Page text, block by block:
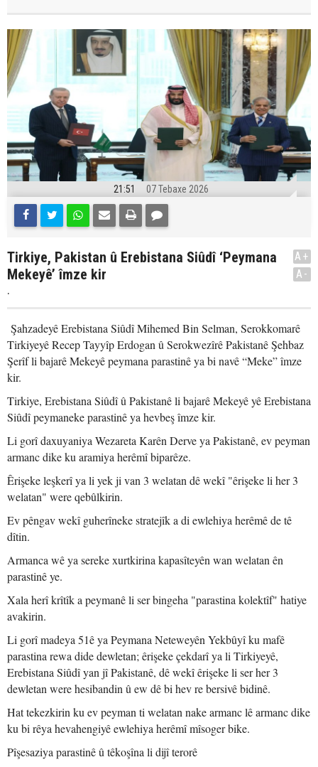
21:51 07 Tebaxe 2026
Tirkiye, Pakistan û Erebistana Siûdî ‘Peymana
Mekeyê’ îmze kir
.
A+
A-
Şahzadeyê Erebistana Siûdî Mihemed Bin Selman, Serokkomarê
Tirkiyeyê Recep Tayyîp Erdogan û Serokwezîrê Pakistanê Şehbaz
Şerîf li bajarê Mekeyê peymana parastinê ya bi navê “Meke” îmze
kir.
Tirkiye, Erebistana Siûdî û Pakistanê li bajarê Mekeyê yê Erebistana
Siûdî peymaneke parastinê ya hevbeş îmze kir.
Li gorî daxuyaniya Wezareta Karên Derve ya Pakistanê, ev peyman
armanc dike ku aramiya herêmî biparêze.
Êrişeke leşkerî ya li yek ji van 3 welatan dê wekî "êrişeke li her 3
welatan" were qebûlkirin.
Ev pêngav wekî guherîneke stratejîk a di ewlehiya herêmê de tê
dîtin.
Armanca wê ya sereke xurtkirina kapasîteyên wan welatan ên
parastinê ye.
Xala herî krîtîk a peymanê li ser bingeha "parastina kolektîf" hatiye
avakirin.
Li gorî madeya 51ê ya Peymana Neteweyên Yekbûyî ku mafê
parastina rewa dide dewletan; êrişeke çekdarî ya li Tirkiyeyê,
Erebistana Siûdî yan jî Pakistanê, dê wekî êrişeke li ser her 3
dewletan were hesibandin û ew dê bi hev re bersivê bidinê.
Hat tekezkirin ku ev peyman ti welatan nake armanc lê armanc dike
ku bi rêya hevahengiyê ewlehiya herêmî mîsoger bike.
Pîşesaziya parastinê û têkoşîna li dijî terorê